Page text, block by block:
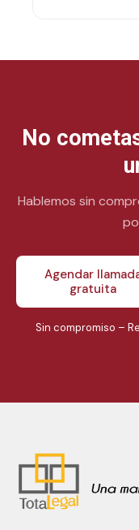
No
Hablemos sin
Agendar
gratuita
Sin compromiso –